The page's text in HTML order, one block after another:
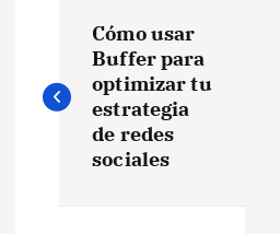
a
v
Cómo usar
Buffer para
optimizar tu
estrategia
de redes
sociales